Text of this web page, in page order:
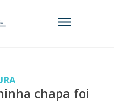
chapa foi